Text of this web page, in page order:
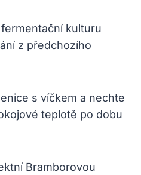
kulturu
z předchozího
s víčkem a nechte
teplotě po dobu